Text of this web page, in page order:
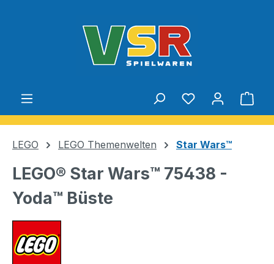
Du hast 0
LEGO LEGO Themenwelten Star Wars™
LEGO® Star Wars™ 75438 -
Yoda™ Büste